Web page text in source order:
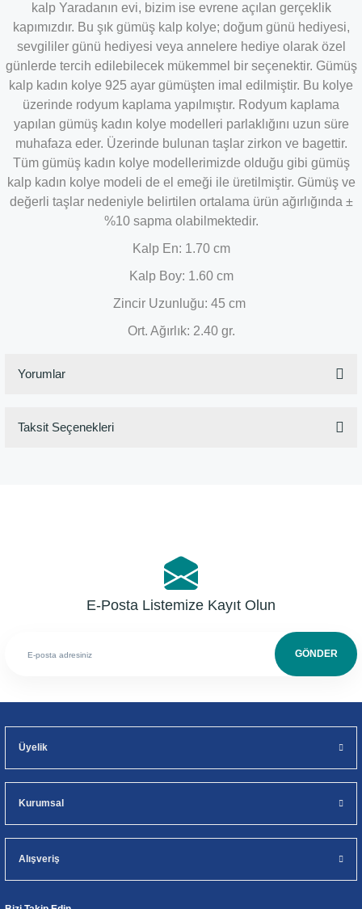
kalp Yaradanın evi, bizim ise evrene açılan gerçeklik
kapımızdır. Bu şık gümüş kalp kolye; doğum günü hediyesi,
sevgililer günü hediyesi veya annelere hediye olarak özel
günlerde tercih edilebilecek mükemmel bir seçenektir. Gümüş
kalp kadın kolye 925 ayar gümüşten imal edilmiştir. Bu kolye
üzerinde rodyum kaplama yapılmıştır. Rodyum kaplama
yapılan gümüş kadın kolye modelleri parlaklığını uzun süre
muhafaza eder. Üzerinde bulunan taşlar zirkon ve bagettir.
Tüm gümüş kadın kolye modellerimizde olduğu gibi gümüş
kalp kadın kolye modeli de el emeği ile üretilmiştir. Gümüş ve
değerli taşlar nedeniyle belirtilen ortalama ürün ağırlığında ±
%10 sapma olabilmektedir.
Kalp En: 1.70 cm
Kalp Boy: 1.60 cm
Zincir Uzunluğu: 45 cm
Ort. Ağırlık: 2.40 gr.
Yorumlar
Taksit Seçenekleri
E-Posta Listemize Kayıt Olun
GÖNDER
Üyelik
Kurumsal
Alışveriş